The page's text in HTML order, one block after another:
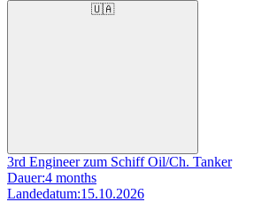
🇺🇦
3rd Engineer zum Schiff Oil/Ch. Tanker
Dauer:4 months
Landedatum:15.10.2026